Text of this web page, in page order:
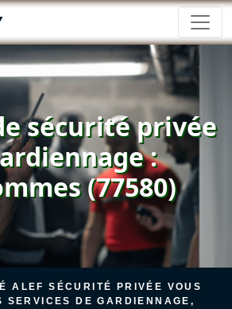
sécurité privée
:
(77580)
ALEF SÉCURITÉ PRIVÉE VOUS
SERVICES DE GARDIENNAGE,